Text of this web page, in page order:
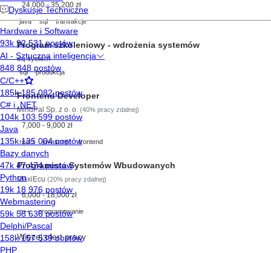
24,000 - 35,200 zł
java sql transakcje
Program szkoleniowy - wdrożenia systemów
eq system
sql produkcja
Frontend Developer
MindPal Sp. z o. o. (40% pracy zdalnej)
7,000 - 9,000 zł
react javascript frontend
Programista Systemów Wbudowanych
MaxiEcu (20% pracy zdalnej)
6,000 - 18,000 zł
c++ programowanie
Więcej ofert pracy